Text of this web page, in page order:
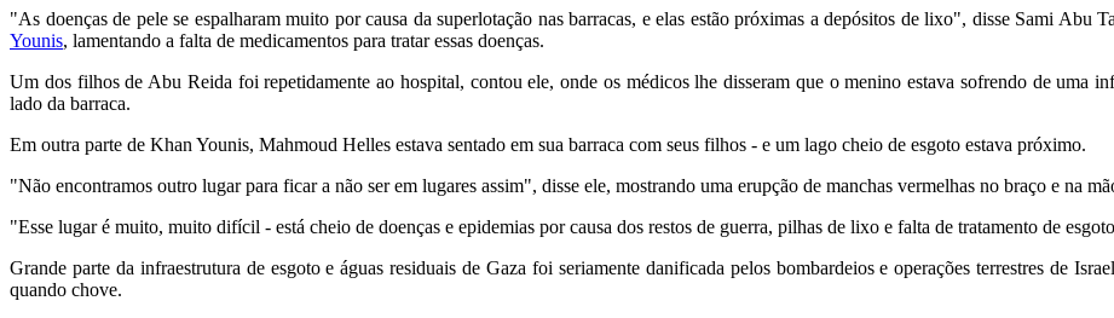
"As doenças de pele se espalharam muito por causa da superlotação nas barracas, e elas estão próximas a depósitos de lixo", disse Sami Abu
Younis, lamentando a falta de medicamentos para tratar essas doenças.
Um dos filhos de Abu Reida foi repetidamente ao hospital, contou ele, onde os médicos lhe disseram que o menino estava sofrendo de uma
lado da barraca.
Em outra parte de Khan Younis, Mahmoud Helles estava sentado em sua barraca com seus filhos - e um lago cheio de esgoto estava próximo.
"Não encontramos outro lugar para ficar a não ser em lugares assim", disse ele, mostrando uma erupção de manchas vermelhas no braço e na
"Esse lugar é muito, muito difícil - está cheio de doenças e epidemias por causa dos restos de guerra, pilhas de lixo e falta de tratamento de
Grande parte da infraestrutura de esgoto e águas residuais de Gaza foi seriamente danificada pelos bombardeios e operações terrestres de
quando chove.